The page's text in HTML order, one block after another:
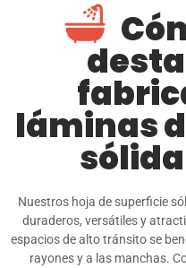
láminas
Nuestros hoja de superficie
duraderos, versátiles y
espacios de alto tránsito se
rayones y a las manchas.